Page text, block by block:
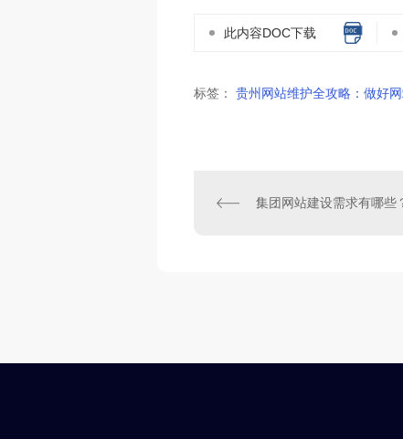
此内容DOC下载
标签： 贵州网站维护全攻略：做好
集团网站建设需求有哪些